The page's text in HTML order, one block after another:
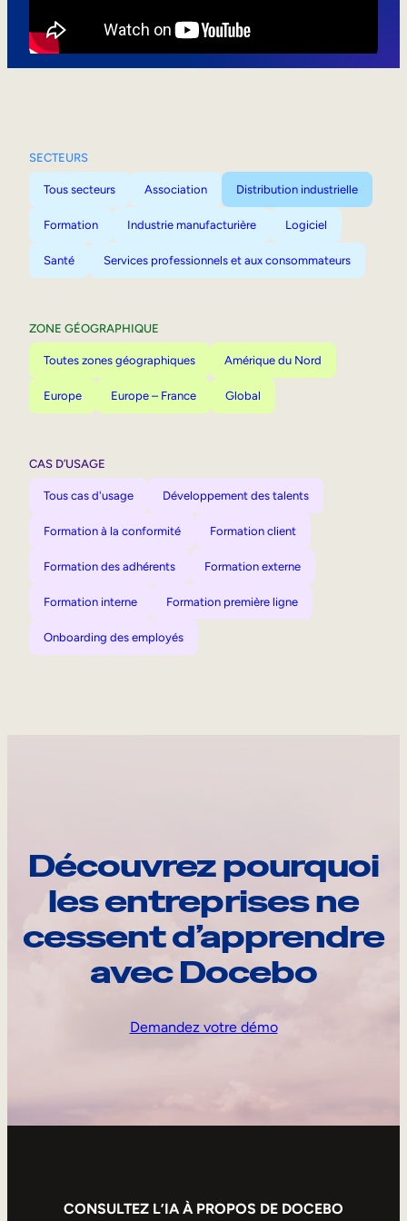
SECTEURS
Tous secteurs Association Distribution industrielle
Formation Industrie manufacturière Logiciel
Santé Services professionnels et aux consommateurs
ZONE GÉOGRAPHIQUE
Toutes zones géographiques Amérique du Nord
Europe Europe – France Global
CAS D’USAGE
Tous cas d'usage Développement des talents
Formation à la conformité Formation client
Formation des adhérents Formation externe
Formation interne Formation première ligne
Onboarding des employés
Découvrez pourquoi
les entreprises ne
cessent d’apprendre
avec Docebo
Demandez votre démo
CONSULTEZ L’IA À PROPOS DE DOCEBO